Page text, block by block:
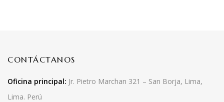
CONTÁCTANOS
Oficina principal: Jr. Pietro Marchan 321 – San Borja, Lima,
Lima. Perú